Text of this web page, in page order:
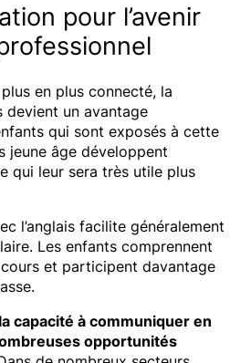
pour l’avenir
en plus connecté, la
devient un avantage
qui sont exposés à cette
jeune âge développent
qui leur sera très utile plus
l’anglais facilite généralement
Les enfants comprennent
et participent davantage
la capacité à communiquer en
opportunités